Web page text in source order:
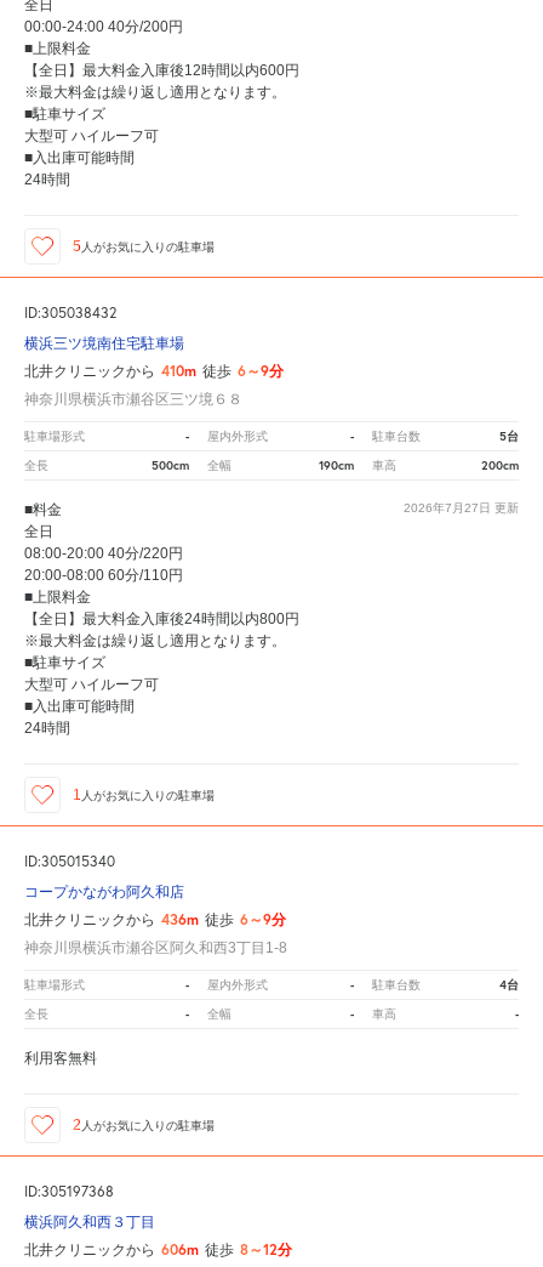
全日
00:00-24:00 40分/200円
■上限料金
【全日】最大料金入庫後12時間以内600円
※最大料金は繰り返し適用となります。
■駐車サイズ
大型可 ハイルーフ可
■入出庫可能時間
24時間
5 人がお気に入りの駐車場
ID:305038432
横浜三ツ境南住宅駐車場
北井クリニックから 410m 徒歩 6～9分
神奈川県横浜市瀬谷区三ツ境６８
駐車場形式 - 屋内外形式 - 駐車台数 5台
全長 500cm 全幅 190cm 車高 200cm
2026年7月27日 更新
■料金
全日
08:00-20:00 40分/220円
20:00-08:00 60分/110円
■上限料金
【全日】最大料金入庫後24時間以内800円
※最大料金は繰り返し適用となります。
■駐車サイズ
大型可 ハイルーフ可
■入出庫可能時間
24時間
1 人がお気に入りの駐車場
ID:305015340
コープかながわ阿久和店
北井クリニックから 436m 徒歩 6～9分
神奈川県横浜市瀬谷区阿久和西3丁目1-8
駐車場形式 - 屋内外形式 - 駐車台数 4台
全長 - 全幅 - 車高 -
利用客無料
2 人がお気に入りの駐車場
ID:305197368
横浜阿久和西３丁目
北井クリニックから 606m 徒歩 8～12分